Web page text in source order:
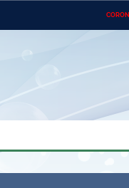
Ministério do
Regional
Advocacia-Geral da